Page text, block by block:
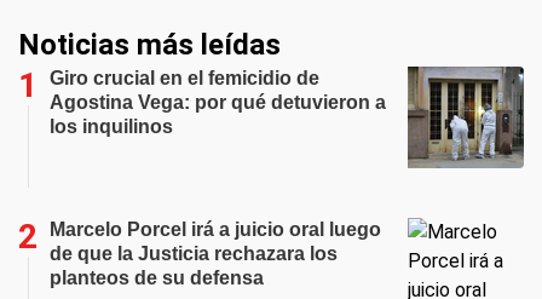
Noticias más leídas
Giro crucial en el femicidio de
Agostina Vega: por qué detuvieron a
los inquilinos
Marcelo Porcel irá a juicio oral luego
de que la Justicia rechazara los
planteos de su defensa